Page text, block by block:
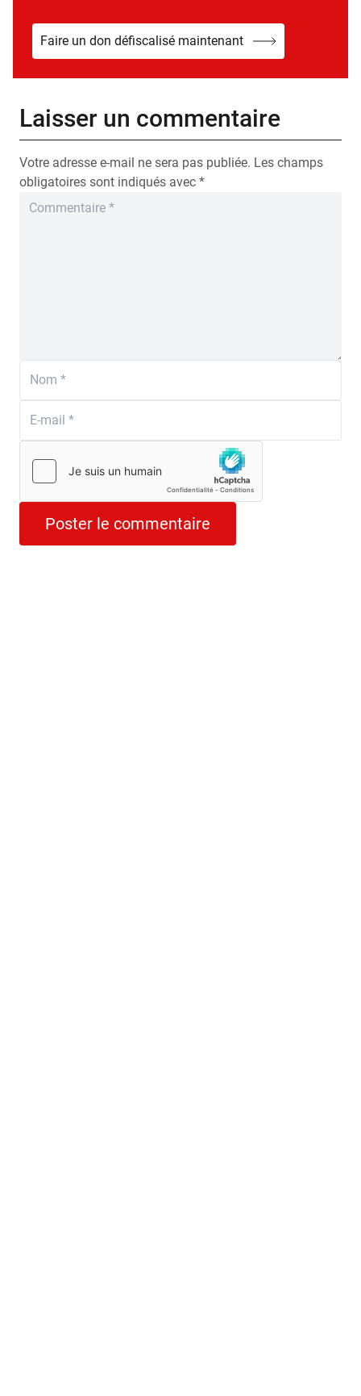
Faire un don défiscalisé maintenant
Laisser un commentaire
Votre adresse e-mail ne sera pas publiée. Les champs
obligatoires sont indiqués avec *